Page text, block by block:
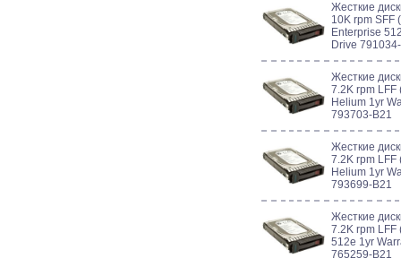
Жесткие
10K rpm SFF
Enterprise
Drive
Жесткие
7.2K rpm LFF
Helium 1yr
793703-B21
Жесткие
7.2K rpm LFF
Helium 1yr
793699-B21
Жесткие
7.2K rpm LFF
512e 1yr
765259-B21